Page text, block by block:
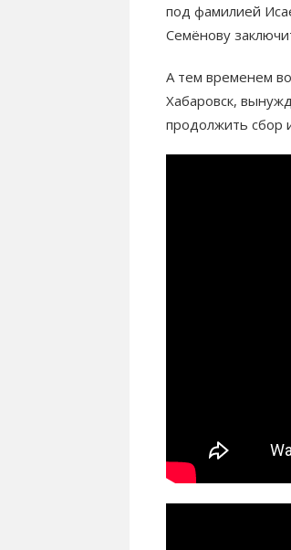
под фамилией
Семёнову
А тем временем
Хабаровск,
продолжить сбор